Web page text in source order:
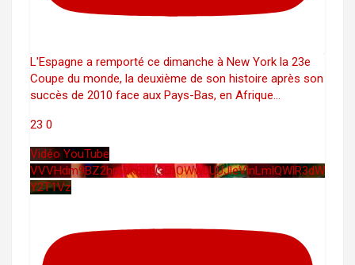
L'Espagne a remporté ce dimanche à New York la 23e
Coupe du monde, la deuxième de son histoire après son
succès de 2010 face aux Pays-Bas, en Afrique
23 0
Vidéo YouTube
VVVHdm9BZ2hmRk5UbG5hOWw0UUJleVlnLmlQWlR3dW
Y2T1Vz